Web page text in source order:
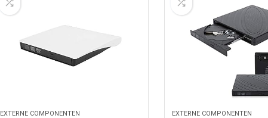
EXTERNE COMPONENTEN EXTERNE COMPONENTEN